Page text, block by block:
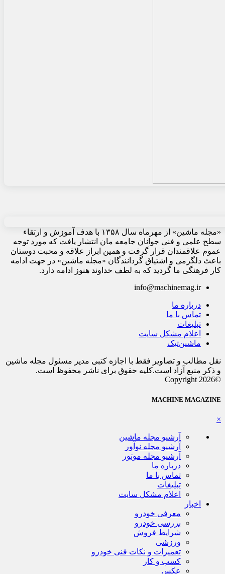
«مجله ماشین» از مهرماه سال ۱۳۵۸ با هدف آموزش و ارتقاء
سطح علمی و فنی جوانان جامعه مان انتشار یافت که مورد توجه
عموم علاقمندان قرار گرفت و همین ابراز علاقه و محبت دوستان
باعث دلگرمی و اشتیاق گردانندگان «مجله ماشین» در جهت ادامه
کار فرهنگی ما گردید که به لطف خداوند هنوز ادامه دارد.
info@machinemag.ir
درباره ما
تماس با ما
تبلیغات
اعلام مشکل سایت
ماشین‌تیک
نقل مطالب و تصاویر فقط با اجازه کتبی مدیر مسئول مجله ماشین
و ذکر منبع آزاد است.کلیه حقوق برای ناشر محفوظ است.
©Copyright 2026
MACHINE MAGAZINE
×
آرشیو مجله ماشین
آرشیو مجله نوآور
آرشیو مجله موتور
درباره ما
تماس با ما
تبلیغات
اعلام مشکل سایت
اخبار
معرفی خودرو
بررسی خودرو
شرایط فروش
ورزشی
تعمیرات و نکات فنی خودرو
کسب و کار
عکس